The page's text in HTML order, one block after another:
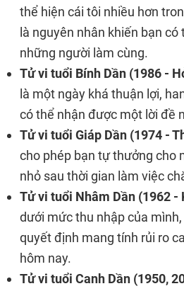
thể hiện cái tôi nhiều hơn
là nguyên nhân khiến bạn
những người làm cùng.
Tử vi tuổi Bính Dần (1986 -
là một ngày khá thuận lợi,
có thể nhận được một lời đề
Tử vi tuổi Giáp Dần (1974 -
cho phép bạn tự thưởng cho
nhỏ sau thời gian làm việc
Tử vi tuổi Nhâm Dần (1962 -
dưới mức thu nhập của
quyết định mang tính rủi ro
hôm nay.
Tử vi tuổi Canh Dần (1950,